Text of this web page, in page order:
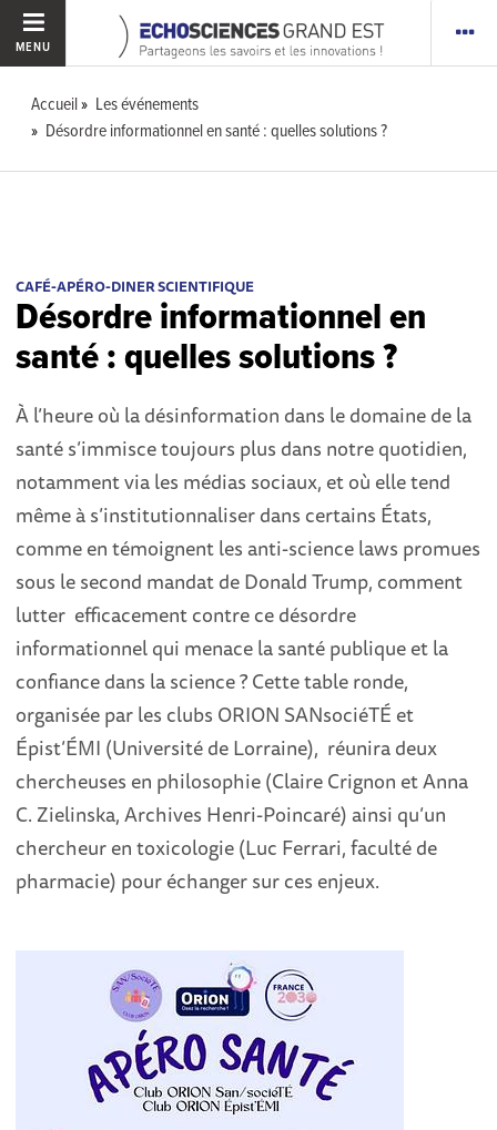
MENU
Accueil
Les événements
Désordre informationnel en santé : quelles solutions ?
CAFÉ-APÉRO-DINER SCIENTIFIQUE
Désordre informationnel en
santé : quelles solutions ?
À l’heure où la désinformation dans le domaine de la
santé s’immisce toujours plus dans notre quotidien,
notamment via les médias sociaux, et où elle tend
même à s’institutionnaliser dans certains États,
comme en témoignent les anti-science laws promues
sous le second mandat de Donald Trump, comment
lutter efficacement contre ce désordre
informationnel qui menace la santé publique et la
confiance dans la science ? Cette table ronde,
organisée par les clubs ORION SANsociéTÉ et
Épist’ÉMI (Université de Lorraine), réunira deux
chercheuses en philosophie (Claire Crignon et Anna
C. Zielinska, Archives Henri-Poincaré) ainsi qu’un
chercheur en toxicologie (Luc Ferrari, faculté de
pharmacie) pour échanger sur ces enjeux.